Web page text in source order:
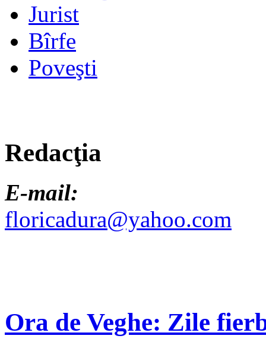
Jurist
Bîrfe
Poveşti
Redacţia
E-mail:
floricadura@yahoo.com
Ora de Veghe: Zile